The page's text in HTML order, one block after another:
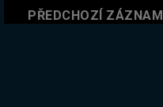
PŘEDCHOZÍ ZÁZNAM